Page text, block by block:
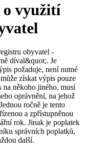
o využití
obyvatel -
díval&quot;. Je
požaduje, není nutné
získat výpis pouze
na někoho jiného, musí
oprávnění, na jehož
ročně je tento
a zpřístupněnou
rok. Jinak je poplatek
správních poplatků,
další.